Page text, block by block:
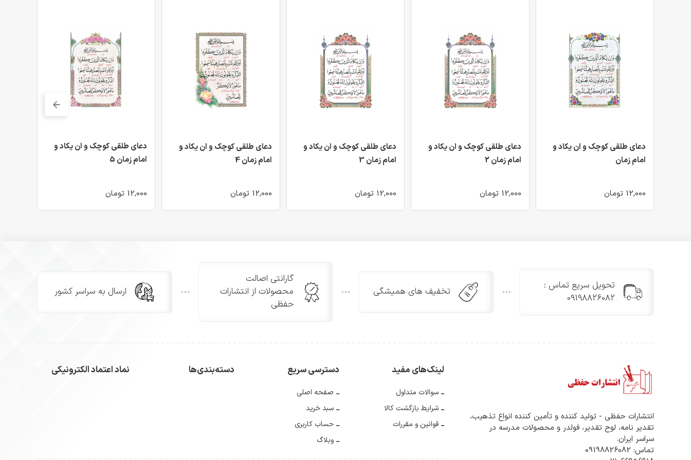
دعای طلقی کوچک و ان یکاد و
امام زمان
12,000 تومان
دعای طلقی کوچک و ان یکاد و
امام زمان 2
12,000 تومان
دعای طلقی کوچک و ان یکاد و
امام زمان 3
12,000 تومان
دعای طلقی کوچک و ان یکاد و
امام زمان 4
12,000 تومان
دعای طلقی کوچک و ان یکاد و
امام زمان 5
12,000 تومان
تحویل سریع تماس :
09198826082
تخفیف های همیشگی
گارانتی اصالت
محصولات از انتشارات
حفظی
ارسال به سراسر کشور
انتشارات حفظی - تولید کننده و تأمین کننده انواع تذهیب،
تقدیر نامه، لوح تقدیر، فولدر و محصولات مدرسه در
سراسر ایران.
تماس: 09198826082
لینک‌های مفید
سوالات متداول
شرایط بازگشت کالا
قوانین و مقررات
دسترسی سریع
صفحه اصلی
سبد خرید
حساب کاربری
وبلاگ
دسته‌بندی‌ها نماد اعتماد الکترونیکی